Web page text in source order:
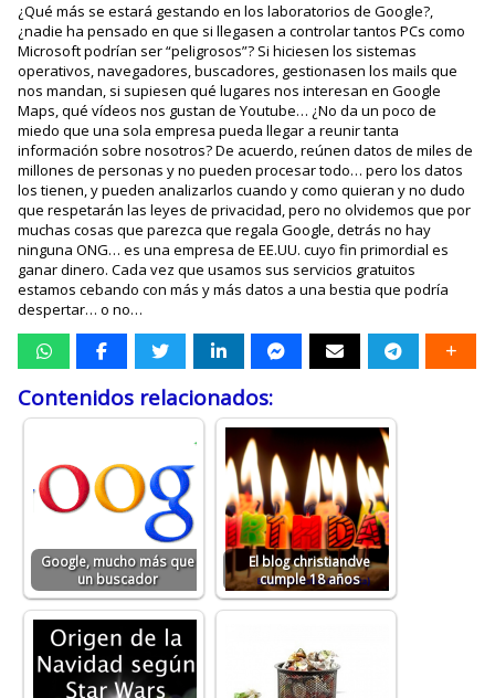
¿Qué más se estará gestando en los laboratorios de Google?,
¿nadie ha pensado en que si llegasen a controlar tantos PCs como
Microsoft podrían ser “peligrosos”? Si hiciesen los sistemas
operativos, navegadores, buscadores, gestionasen los mails que
nos mandan, si supiesen qué lugares nos interesan en Google
Maps, qué vídeos nos gustan de Youtube… ¿No da un poco de
miedo que una sola empresa pueda llegar a reunir tanta
información sobre nosotros? De acuerdo, reúnen datos de miles de
millones de personas y no pueden procesar todo… pero los datos
los tienen, y pueden analizarlos cuando y como quieran y no dudo
que respetarán las leyes de privacidad, pero no olvidemos que por
muchas cosas que parezca que regala Google, detrás no hay
ninguna ONG… es una empresa de EE.UU. cuyo fin primordial es
ganar dinero. Cada vez que usamos sus servicios gratuitos
estamos cebando con más y más datos a una bestia que podría
despertar… o no…
Contenidos relacionados:
Google, mucho más que
un buscador
El blog christiandve
cumple 18 años